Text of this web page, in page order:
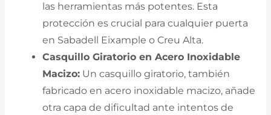
las herramientas más potentes. Esta
protección es crucial para cualquier puerta
en Sabadell Eixample o Creu Alta.
Casquillo Giratorio en Acero Inoxidable
Macizo: Un casquillo giratorio, también
fabricado en acero inoxidable macizo, añade
otra capa de dificultad ante intentos de